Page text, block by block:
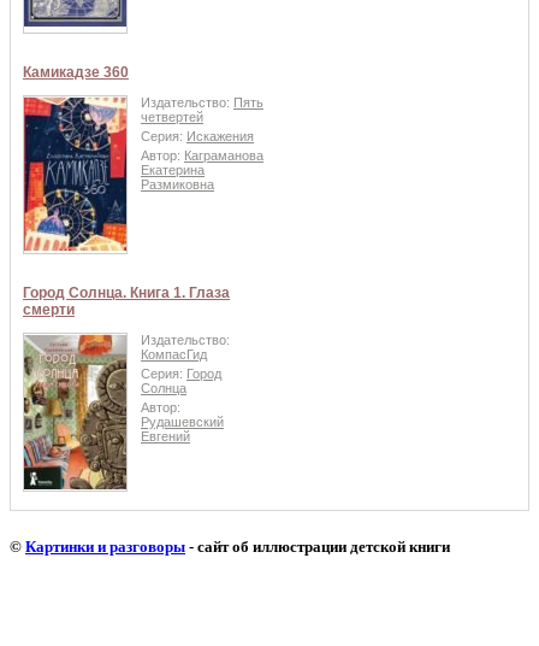
Камикадзе 360
Издательство: Пять
четвертей
Серия: Искажения
Автор: Каграманова
Екатерина
Размиковна
Город Солнца. Книга 1. Глаза
смерти
Издательство:
КомпасГид
Серия: Город
Солнца
Автор:
Рудашевский
Евгений
© Картинки и разговоры - сайт об иллюстрации детской книги